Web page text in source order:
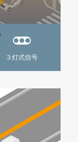
３灯式信号